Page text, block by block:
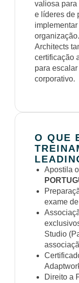
valiosa para
e líderes de
Architects
certificação
para
corporativo.
O QUE
Apostila
exame
Studio
Direito a